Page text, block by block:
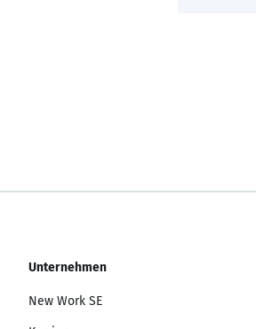
Unternehmen
New Work SE